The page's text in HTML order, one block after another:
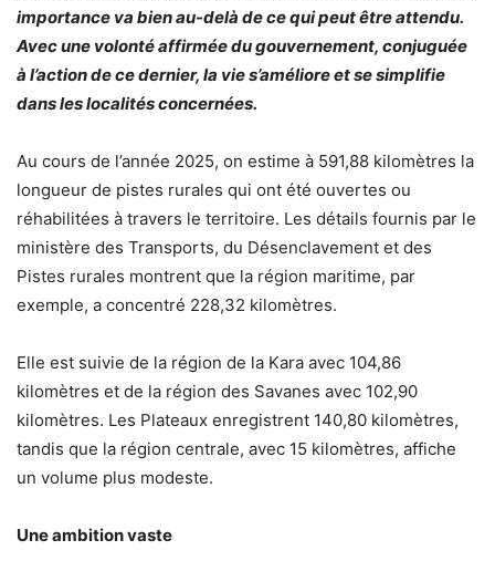
importance va bien au-delà de ce qui peut être attendu.
Avec une volonté affirmée du gouvernement, conjuguée
à l’action de ce dernier, la vie s’améliore et se simplifie
dans les localités concernées.
Au cours de l’année 2025, on estime à 591,88 kilomètres la
longueur de pistes rurales qui ont été ouvertes ou
réhabilitées à travers le territoire. Les détails fournis par le
ministère des Transports, du Désenclavement et des
Pistes rurales montrent que la région maritime, par
exemple, a concentré 228,32 kilomètres.
Elle est suivie de la région de la Kara avec 104,86
kilomètres et de la région des Savanes avec 102,90
kilomètres. Les Plateaux enregistrent 140,80 kilomètres,
tandis que la région centrale, avec 15 kilomètres, affiche
un volume plus modeste.
Une ambition vaste